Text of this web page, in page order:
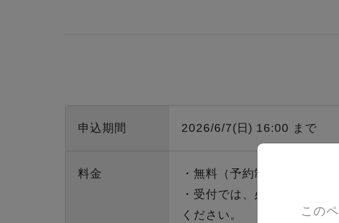
申込期間 2026/6/7(日) 16:00 まで
料金
・無料（予約制）
・受付では、必ず「申込い
ください。
この